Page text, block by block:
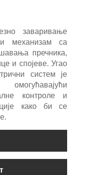
заваривање
механизам са
пречника,
и спојеве. Угао
систем је
контроле и
како би се